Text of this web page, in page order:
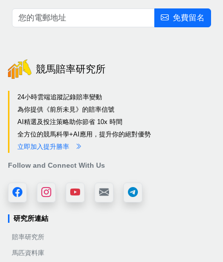
免費留名
競馬賠率研究所
24小時雲端追蹤記錄賠率變動
為你提供《前所未見》的賠率信號
AI精選及投注策略助你節省 10x 時間
全方位的競馬科學+AI應用，提升你的絕對優勢
立即加入提升勝率
Follow and Connect With Us
研究所連結
賠率研究所
馬匹資料庫